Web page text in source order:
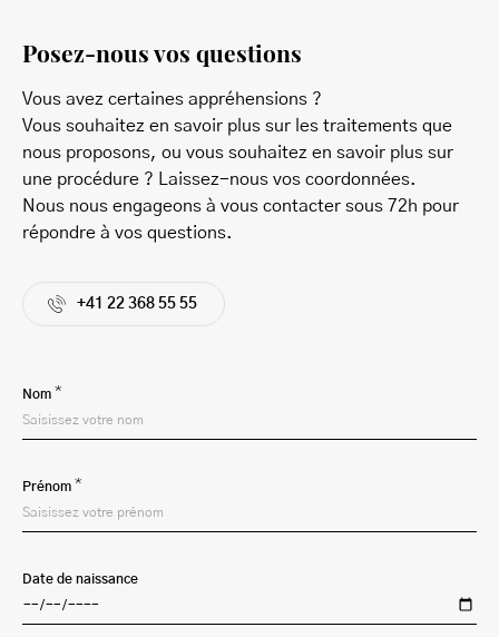
Posez-nous vos questions
Vous avez certaines appréhensions ?
Vous souhaitez en savoir plus sur les traitements que
nous proposons, ou vous souhaitez en savoir plus sur
une procédure ? Laissez-nous vos coordonnées.
Nous nous engageons à vous contacter sous 72h pour
répondre à vos questions.
+41 22 368 55 55
Nom *
Prénom *
Date de naissance